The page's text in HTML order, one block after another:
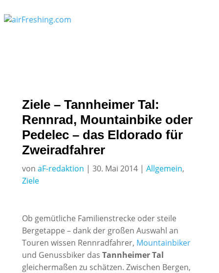
Ziele – Tannheimer Tal:
Rennrad, Mountainbike oder
Pedelec – das Eldorado für
Zweiradfahrer
von aF-redaktion | 30. Mai 2014| Allgemein,
Ziele
Ob gemütliche Familienstrecke oder steile
Bergetappe – dank der großen Auswahl an
Touren wissen Rennradfahrer, Mountainbiker
und Genussbiker das Tannheimer Tal
gleichermaßen zu schätzen. Zwischen Bergen,